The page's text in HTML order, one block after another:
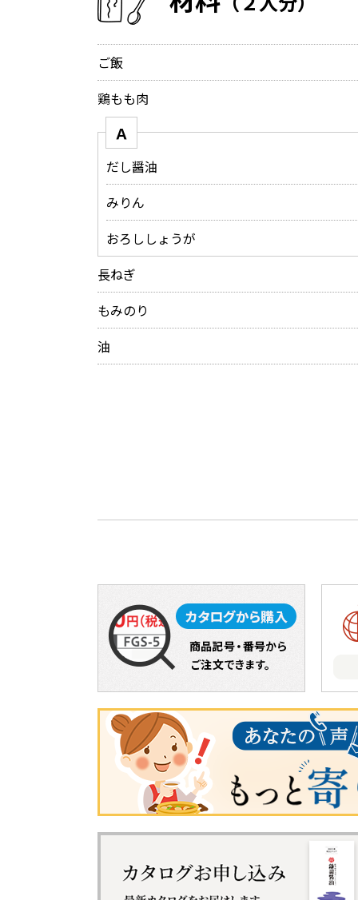
ご飯
鶏もも肉
Ａ
だし醤油
みりん
おろししょうが
長ねぎ
もみのり
油